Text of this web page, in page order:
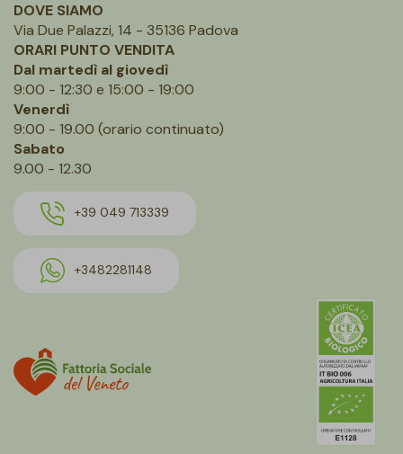
DOVE SIAMO
Via Due Palazzi, 14 - 35136 Padova
ORARI PUNTO VENDITA
Dal martedì al giovedì
9:00 - 12:30 e 15:00 - 19:00
Venerdì
9:00 - 19.00 (orario continuato)
Sabato
9.00 - 12.30
+39 049 713339
+3482281148